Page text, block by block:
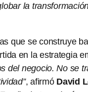
la
que se construye
en la estrategia
del negocio. No se
, afirmó David